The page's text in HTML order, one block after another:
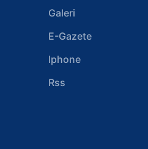
Galeri
E-Gazete
Iphone
Rss